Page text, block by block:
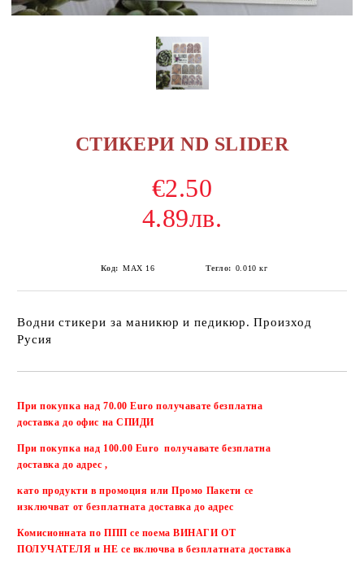
СТИКЕРИ ND SLIDER
€2.50
4.89лв.
Код: MAX 16 Тегло: 0.010 кг
Водни стикери за маникюр и педикюр. Произход
Русия
При покупка над 70.00 Euro получавате безплатна
доставка до офис на СПИДИ
При покупка над 100.00 Euro получавате безплатна
доставка до адрес ,
като продукти в промоция или Промо Пакети се
изключват от безплатната доставка до адрес
Комисионната по ППП се поема ВИНАГИ ОТ
ПОЛУЧАТЕЛЯ и НЕ се включва в безплатната доставка